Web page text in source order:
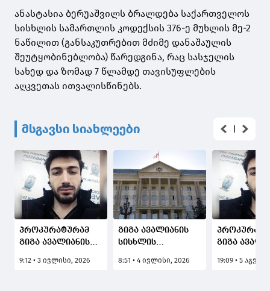
ანასტასია ბერუაშვილს ბრალდება საქართველოს
სისხლის სამართლის კოდექსის 376-ე მუხლის მე-2
ნაწილით (განსაკუთრებით მძიმე დანაშაულის
შეუტყობინებლობა) წარედგინა, რაც სასჯელის
სახედ და ზომად 7 წლამდე თავისუფლების
აღკვეთას ითვალისწინებს.
მსგავსი სიახლეები
პროკურატურამ
გიგა ავალიანის
სამართლის
9:12 • 3 ივლისი, 2026
გიგა ავალიანის
სისხლის
საქმიდან
8:51 • 4 ივლისი, 2026
გიგა
საქმის
19:09 • 5